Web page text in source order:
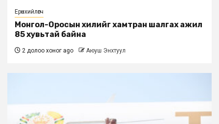
Ерөнхийлөгч
Монгол-Оросын хилийг хамтран шалгах ажил
85 хувьтай байна
2 долоо хоног ago Аюуш Энхтуул